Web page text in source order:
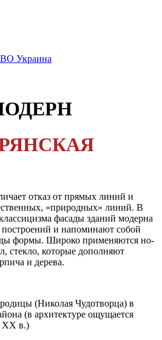
Украина
отказ от прямых линий и
«природных» линий. В
фасады зданий модерна
и напоминают собой
формы. Широко применяются но­
стекло, которые дополняют
и дерева.
(Николая Чудотворца) в
(в архитек­туре ощущается
XX в.)